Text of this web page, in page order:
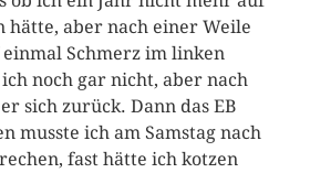
hätte, aber nach einer Weile
einmal Schmerz im linken
noch gar nicht, aber nach
sich zurück. Dann das EB
musste ich am Samstag nach
fast hätte ich kotzen